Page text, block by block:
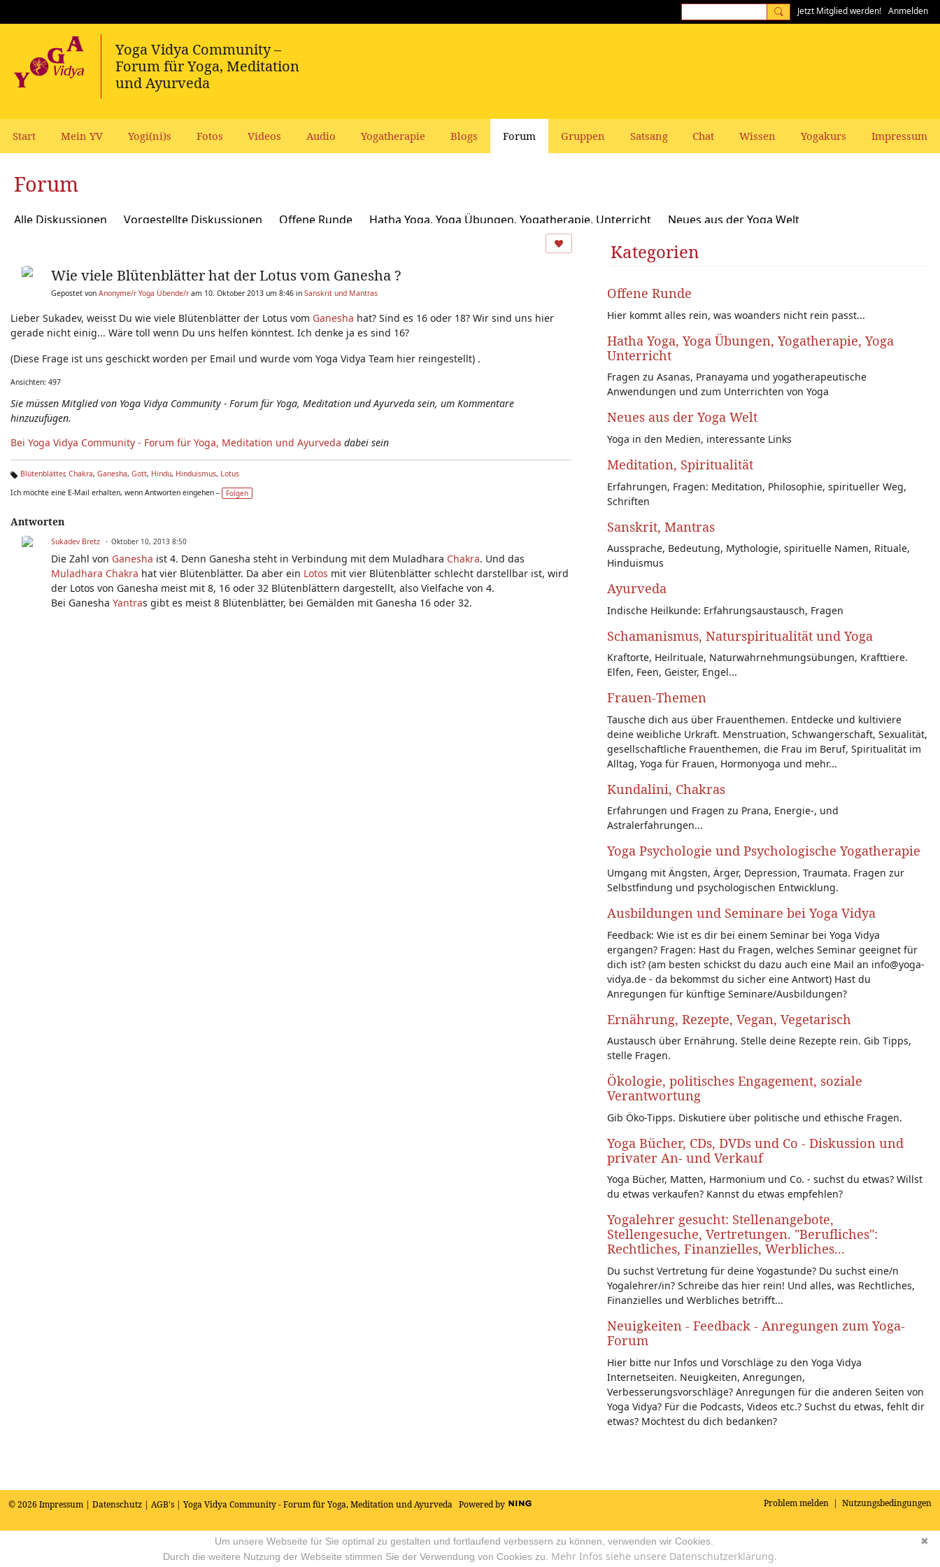
Jetzt Mitglied werden! Anmelden
Start Mein YV Yogi(ni)s Fotos Videos Audio Yogatherapie Blogs Forum Gruppen Satsang Chat Wissen Yogakurs Impressum
Forum
Alle Diskussionen Vorgestellte Diskussionen Offene Runde Hatha Yoga, Yoga Übungen, Yogatherapie, Unterricht
Neues aus der Yoga Welt
Schamanismus, Naturspiritualität und Yoga Frauen-Themen
Yoga Psychologie und Psychologische Yogatherapie
Ausbildungen und Seminare bei Yoga Vidya
Neuigkeiten - Feedback - Anregungen zum Yoga-Forum
Wie viele Blütenblätter hat der Lotus vom Ganesha ?
Gepostet von Anonyme/r Yoga Übende/r am 10. Oktober 2013 um 8:46 in Sanskrit und Mantras
Lieber Sukadev, weisst Du wie viele Blütenblätter der Lotus vom Ganesha hat? Sind es 16 oder 18? Wir sind uns hier
gerade nicht einig... Wäre toll wenn Du uns helfen könntest. Ich denke ja es sind 16?
(Diese Frage ist uns geschickt worden per Email und wurde vom Yoga Vidya Team hier reingestellt) .
Ansichten: 497
Sie müssen Mitglied von Yoga Vidya Community - Forum für Yoga, Meditation und Ayurveda sein, um Kommentare
hinzuzufügen.
Bei Yoga Vidya Community - Forum für Yoga, Meditation und Ayurveda dabei sein
g
Blütenblätter, Chakra, Ganesha, Gott, Hindu, Hinduismus, Lotus
Ich möchte eine E-Mail erhalten, wenn Antworten eingehen –
Folgen
Antworten
Sukadev Bretz Oktober 10, 2013 8:50
Die Zahl von Ganesha ist 4. Denn Ganesha steht in Verbindung mit dem Muladhara Chakra. Und das
Muladhara Chakra hat vier Blütenblätter. Da aber ein Lotos mit vier Blütenblätter schlecht darstellbar ist, wird
der Lotos von Ganesha meist mit 8, 16 oder 32 Blütenblättern dargestellt, also Vielfache von 4.
Bei Ganesha Yantras gibt es meist 8 Blütenblätter, bei Gemälden mit Ganesha 16 oder 32.
Kategorien
Offene Runde
Hier kommt alles rein, was woanders nicht rein passt...
Hatha Yoga, Yoga Übungen, Yogatherapie, Yoga
Unterricht
Fragen zu Asanas, Pranayama und yogatherapeutische
Anwendungen und zum Unterrichten von Yoga
Neues aus der Yoga Welt
Yoga in den Medien, interessante Links
Meditation, Spiritualität
Erfahrungen, Fragen: Meditation, Philosophie, spiritueller Weg,
Schriften
Sanskrit, Mantras
Aussprache, Bedeutung, Mythologie, spirituelle Namen, Rituale,
Hinduismus
Ayurveda
Indische Heilkunde: Erfahrungsaustausch, Fragen
Schamanismus, Naturspiritualität und Yoga
Kraftorte, Heilrituale, Naturwahrnehmungsübungen, Krafttiere.
Elfen, Feen, Geister, Engel...
Frauen-Themen
Tausche dich aus über Frauenthemen. Entdecke und kultiviere
deine weibliche Urkraft. Menstruation, Schwangerschaft, Sexualität,
gesellschaftliche Frauenthemen, die Frau im Beruf, Spiritualität im
Alltag, Yoga für Frauen, Hormonyoga und mehr...
Kundalini, Chakras
Erfahrungen und Fragen zu Prana, Energie-, und
Astralerfahrungen...
Yoga Psychologie und Psychologische Yogatherapie
Umgang mit Ängsten, Ärger, Depression, Traumata. Fragen zur
Selbstfindung und psychologischen Entwicklung.
Ausbildungen und Seminare bei Yoga Vidya
Feedback: Wie ist es dir bei einem Seminar bei Yoga Vidya
ergangen? Fragen: Hast du Fragen, welches Seminar geeignet für
dich ist? (am besten schickst du dazu auch eine Mail an info@yoga-
vidya.de - da bekommst du sicher eine Antwort) Hast du
Anregungen für künftige Seminare/Ausbildungen?
Ernährung, Rezepte, Vegan, Vegetarisch
Austausch über Ernährung. Stelle deine Rezepte rein. Gib Tipps,
stelle Fragen.
Ökologie, politisches Engagement, soziale
Verantwortung
Gib Öko-Tipps. Diskutiere über politische und ethische Fragen.
Yoga Bücher, CDs, DVDs und Co - Diskussion und
privater An- und Verkauf
Yoga Bücher, Matten, Harmonium und Co. - suchst du etwas? Willst
du etwas verkaufen? Kannst du etwas empfehlen?
Yogalehrer gesucht: Stellenangebote,
Stellengesuche, Vertretungen. "Berufliches":
Rechtliches, Finanzielles, Werbliches...
Du suchst Vertretung für deine Yogastunde? Du suchst eine/n
Yogalehrer/in? Schreibe das hier rein! Und alles, was Rechtliches,
Finanzielles und Werbliches betrifft...
Neuigkeiten - Feedback - Anregungen zum Yoga-
Forum
Hier bitte nur Infos und Vorschläge zu den Yoga Vidya
Internetseiten. Neuigkeiten, Anregungen,
Verbesserungsvorschläge? Anregungen für die anderen Seiten von
Yoga Vidya? Für die Podcasts, Videos etc.? Suchst du etwas, fehlt dir
etwas? Möchtest du dich bedanken?
Problem melden | Nutzungsbedingungen
© 2026 Impressum | Datenschutz | AGB's | Yoga Vidya Community - Forum für Yoga, Meditation und Ayurveda Powered by
✖
Um unsere Webseite für Sie optimal zu gestalten und fortlaufend verbessern zu können, verwenden wir Cookies.
Durch die weitere Nutzung der Webseite stimmen Sie der Verwendung von Cookies zu. Mehr Infos siehe unsere Datenschutzerklärung.